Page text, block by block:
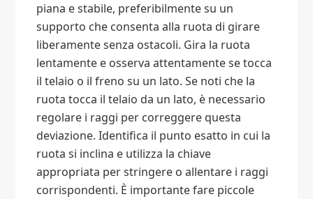
piana e stabile, preferibilmente su un
supporto che consenta alla ruota di girare
liberamente senza ostacoli. Gira la ruota
lentamente e osserva attentamente se tocca
il telaio o il freno su un lato. Se noti che la
ruota tocca il telaio da un lato, è necessario
regolare i raggi per correggere questa
deviazione. Identifica il punto esatto in cui la
ruota si inclina e utilizza la chiave
appropriata per stringere o allentare i raggi
corrispondenti. È importante fare piccole